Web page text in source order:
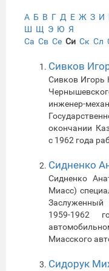
А Б В Г Д Е Ж З И
Ш Щ Э Ю Я
Са Св Се Си Ск Сл
Сивков
Сивков Игорь
инженер-
окончании
с 1962 года
Сидненко
Сидненко
Миасс)
1959-1962
Миасского
Сидорук